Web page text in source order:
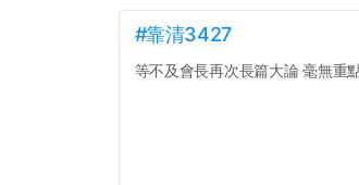
#靠清3427
等不及會長再次長篇大論 毫無重